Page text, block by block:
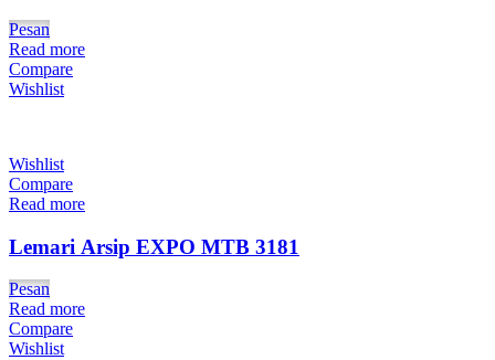
Pesan
Read more
Compare
Wishlist
Wishlist
Compare
Read more
Lemari Arsip EXPO MTB 3181
Pesan
Read more
Compare
Wishlist